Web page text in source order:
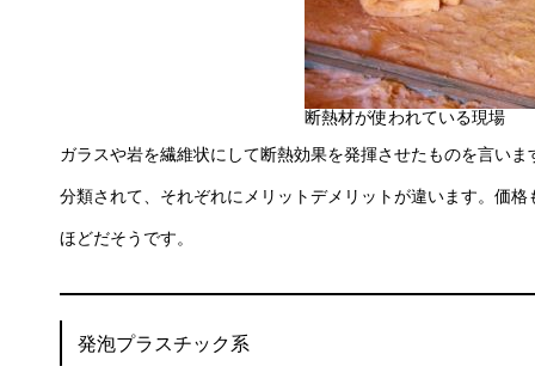
断熱材が使われている現場
ガラスや岩を繊維状にして断熱効果を発揮させたものを言い
分類されて、それぞれにメリットデメリットが違います。価
ほどだそうです。
発泡プラスチック系